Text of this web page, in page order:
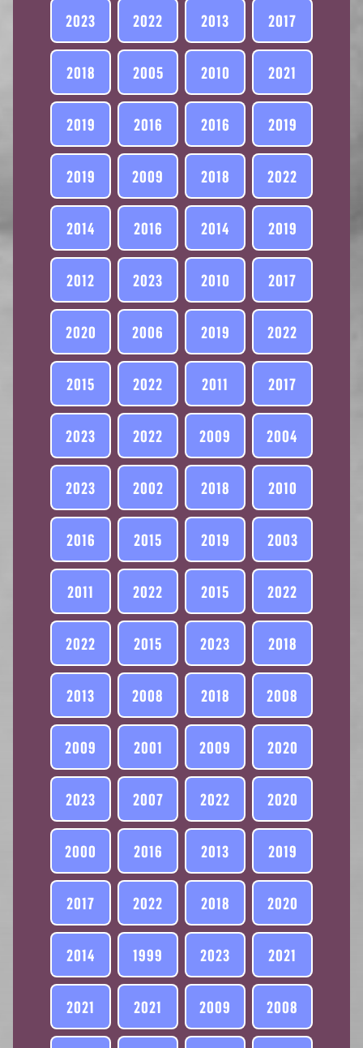
2023 2022 2013 2017
2018 2005 2010 2021
2019 2016 2016 2019
2019 2009 2018 2022
2014 2016 2014 2019
2012 2023 2010 2017
2020 2006 2019 2022
2015 2022 2011 2017
2023 2022 2009 2004
2023 2002 2018 2010
2016 2015 2019 2003
2011 2022 2015 2022
2022 2015 2023 2018
2013 2008 2018 2008
2009 2001 2009 2020
2023 2007 2022 2020
2000 2016 2013 2019
2017 2022 2018 2020
2014 1999 2023 2021
2021 2021 2009 2008